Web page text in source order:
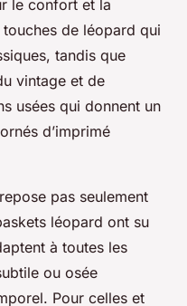
le confort et la
de léopard qui
tandis que
vintage et de
usées qui donnent un
d’imprimé
pas seulement
léopard ont su
à toutes les
ou osée
Pour celles et